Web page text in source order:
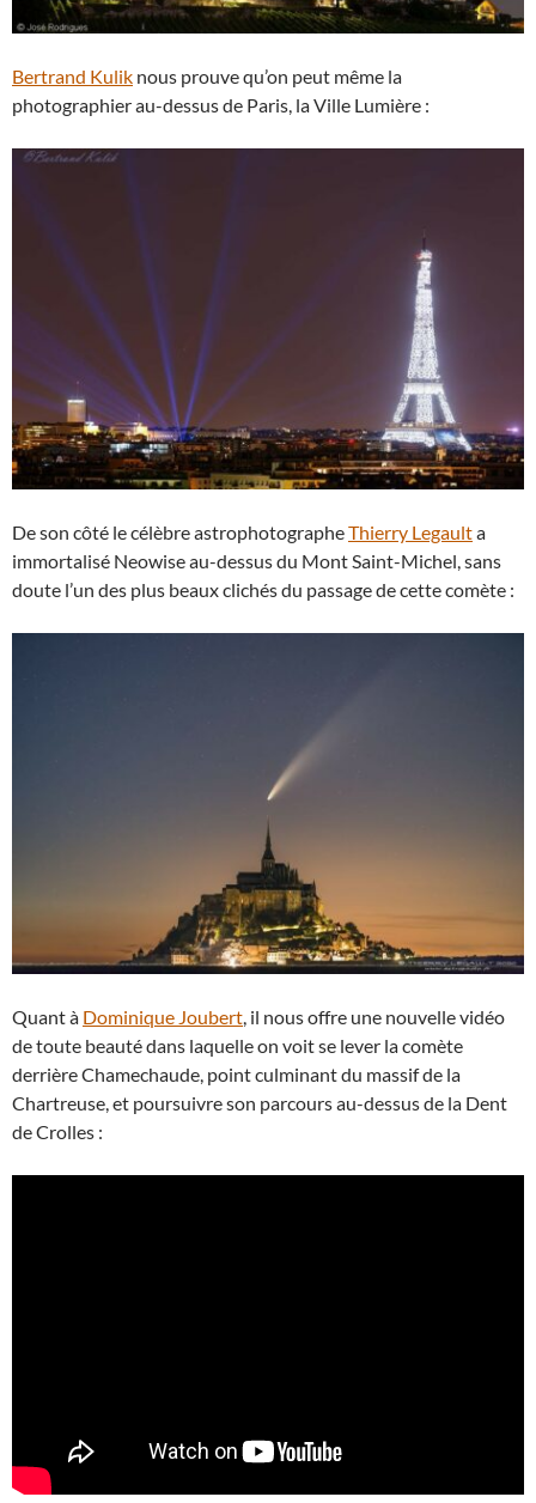
Bertrand Kulik nous prouve qu’on peut même la
photographier au-dessus de Paris, la Ville Lumière :
De son côté le célèbre astrophotographeThierry Legaulta
immortalisé Neowise au-dessus du Mont Saint-Michel, sans
doute l’un des plus beaux clichés du passage de cette comète :
Quant à Dominique Joubert, il nous offre une nouvelle vidéo
de toute beauté dans laquelle on voit se lever la comète
derrière Chamechaude, point culminant du massif de la
Chartreuse, et poursuivre son parcours au-dessus de la Dent
de Crolles :